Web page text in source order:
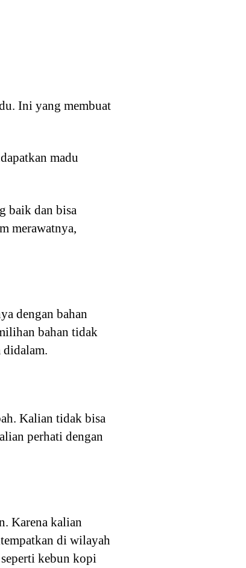
Ini yang membuat
madu
baik dan bisa
merawatnya,
dengan bahan
bahan tidak
didalam.
Kalian tidak bisa
perhati dengan
Karena kalian
di wilayah
kebun kopi